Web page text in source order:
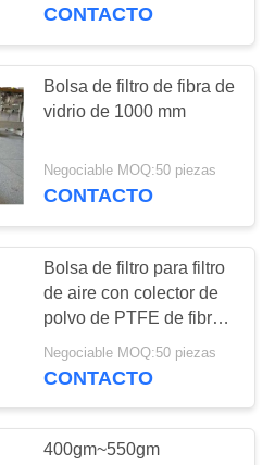
filtro de
45
filtro de la
53
CONTACTO
Bolsa de filtro de fibra de
vidrio de 1000 mm
Negociable MOQ:50 piezas
CONTACTO
Bolsa de filtro para filtro
de aire con colector de
polvo de PTFE de fibra
de vidrio de alta
temperatura
Negociable MOQ:50 piezas
CONTACTO
400gm~550gm